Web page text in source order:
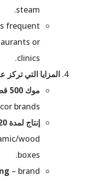
steam.
frequent
or
clinics.
المزايا التي
موك 500 قطعة
brands.
إنتاج لمدة 20 يومًا
wood
boxes.
– brand